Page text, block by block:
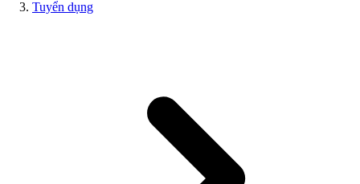
Tuyển dụng